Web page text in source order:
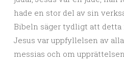
hade en stor del av sin
Bibeln säger tydligt att
Jesus var uppfyllelsen av
messias och om